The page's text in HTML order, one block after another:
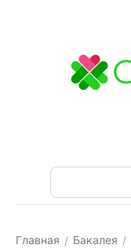
Главная / Бакалея /